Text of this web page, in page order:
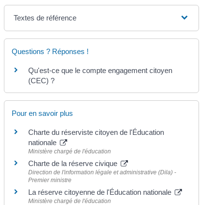
Textes de référence
Questions ? Réponses !
Qu'est-ce que le compte engagement citoyen
(CEC) ?
Pour en savoir plus
Charte du réserviste citoyen de l'Éducation
nationale
Ministère chargé de l'éducation
Charte de la réserve civique
Direction de l'information légale et administrative (Dila) -
Premier ministre
La réserve citoyenne de l'Éducation nationale
Ministère chargé de l'éducation